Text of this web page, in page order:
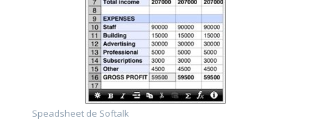
Speadsheet de Softalk